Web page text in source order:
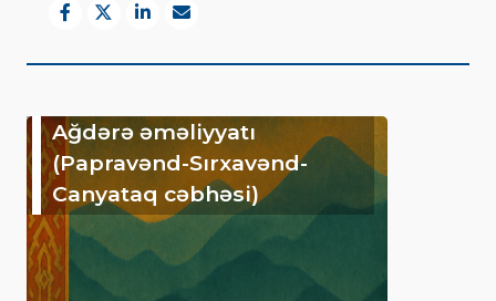
Ağdərə əməliyyatı
(Papravənd-Sırxavənd-
Canyataq cəbhəsi)